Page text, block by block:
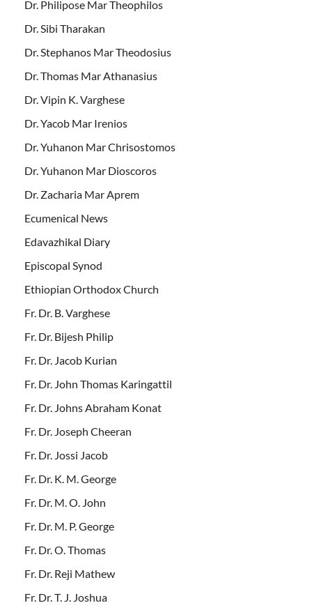
Dr. Philipose Mar Theophilos
Dr. Sibi Tharakan
Dr. Stephanos Mar Theodosius
Dr. Thomas Mar Athanasius
Dr. Vipin K. Varghese
Dr. Yacob Mar Irenios
Dr. Yuhanon Mar Chrisostomos
Dr. Yuhanon Mar Dioscoros
Dr. Zacharia Mar Aprem
Ecumenical News
Edavazhikal Diary
Episcopal Synod
Ethiopian Orthodox Church
Fr. Dr. B. Varghese
Fr. Dr. Bijesh Philip
Fr. Dr. Jacob Kurian
Fr. Dr. John Thomas Karingattil
Fr. Dr. Johns Abraham Konat
Fr. Dr. Joseph Cheeran
Fr. Dr. Jossi Jacob
Fr. Dr. K. M. George
Fr. Dr. M. O. John
Fr. Dr. M. P. George
Fr. Dr. O. Thomas
Fr. Dr. Reji Mathew
Fr. Dr. T. J. Joshua